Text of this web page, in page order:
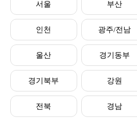
서울 부산
인천 광주/전남
울산 경기동부
경기북부 강원
전북 경남